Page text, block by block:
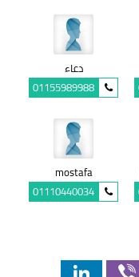
دعاء
01155989988
mostafa
01110440034
Viber
LinkedIn